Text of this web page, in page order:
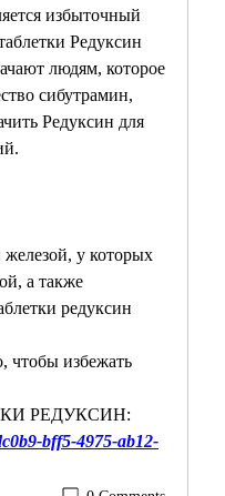
избыточный
Редуксин
людям, которое
сибутрамин,
Редуксин для
у которых
а также
редуксин
чтобы избежать
РЕДУКСИН:
bff5-4975-ab12-